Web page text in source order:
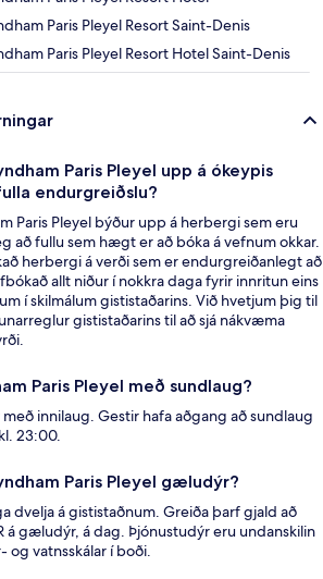
Paris Pleyel Resort Saint-Denis
Paris Pleyel Resort Hotel Saint-Denis
Paris Pleyel upp á ókeypis
endurgreiðslu?
Paris Pleyel býður upp á herbergi sem eru
að fullu sem hægt er að bóka á vefnum okkar.
herbergi á verði sem er endurgreiðanlegt að
allt niður í nokkra daga fyrir innritun eins
í skilmálum gististaðarins. Við hvetjum þig til
gististaðarins til að sjá nákvæma
Paris Pleyel með sundlaug?
innilaug. Gestir hafa aðgang að sundlaug
23:00.
Paris Pleyel gæludýr?
dvelja á gististaðnum. Greiða þarf gjald að
á gæludýr, á dag. Þjónustudýr eru undanskilin
og vatnsskálar í boði.